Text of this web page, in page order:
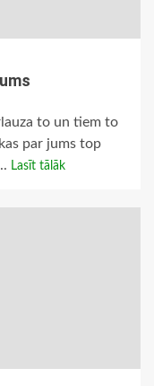
to un tiem to
par jums top
Lasīt tālāk